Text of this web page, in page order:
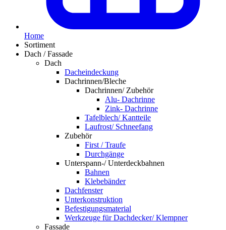
Home
Sortiment
Dach / Fassade
Dach
Dacheindeckung
Dachrinnen/Bleche
Dachrinnen/ Zubehör
Alu- Dachrinne
Zink- Dachrinne
Tafelblech/ Kantteile
Laufrost/ Schneefang
Zubehör
First / Traufe
Durchgänge
Unterspann-/ Unterdeckbahnen
Bahnen
Klebebänder
Dachfenster
Unterkonstruktion
Befestigungsmaterial
Werkzeuge für Dachdecker/ Klempner
Fassade